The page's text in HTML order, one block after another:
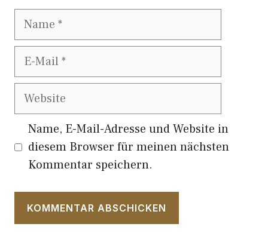
Name
E-
Website
Name, E-Mail-Adresse und Website in
diesem Browser für meinen nächsten
Kommentar speichern.